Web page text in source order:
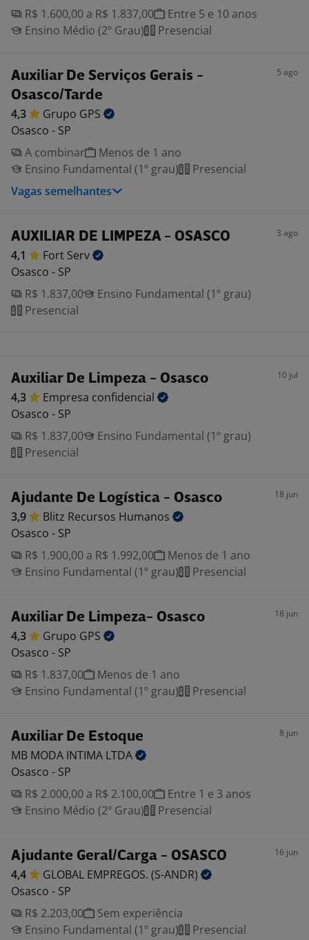
R$ 1.600,00 a R$ 1.837,00
Entre 5 e 10 anos
Ensino Médio (2º Grau)
Presencial
Auxiliar De Serviços Gerais -
Osasco/Tarde
5 ago
4,3 Grupo GPS
Osasco - SP
A combinar
Menos de 1 ano
Ensino Fundamental (1º grau)
Presencial
Vagas semelhantes
AUXILIAR DE LIMPEZA - OSASCO 3 ago
4,1 Fort Serv
Osasco - SP
R$ 1.837,00
Ensino Fundamental (1º grau)
Presencial
Auxiliar De Limpeza - Osasco 10 jul
4,3 Empresa confidencial
Osasco - SP
R$ 1.837,00
Ensino Fundamental (1º grau)
Presencial
Ajudante De Logística - Osasco 18 jun
3,9 Blitz Recursos Humanos
Osasco - SP
R$ 1.900,00 a R$ 1.992,00
Menos de 1 ano
Ensino Fundamental (1º grau)
Presencial
Auxiliar De Limpeza- Osasco 18 jun
4,3 Grupo GPS
Osasco - SP
R$ 1.837,00
Menos de 1 ano
Ensino Fundamental (1º grau)
Presencial
Auxiliar De Estoque 8 jun
MB MODA INTIMA LTDA
Osasco - SP
R$ 2.000,00 a R$ 2.100,00
Entre 1 e 3 anos
Ensino Médio (2º Grau)
Presencial
Ajudante Geral/Carga - OSASCO 16 jun
4,4 GLOBAL EMPREGOS. (S-ANDR)
Osasco - SP
R$ 2.203,00
Sem experiência
Ensino Fundamental (1º grau)
Presencial